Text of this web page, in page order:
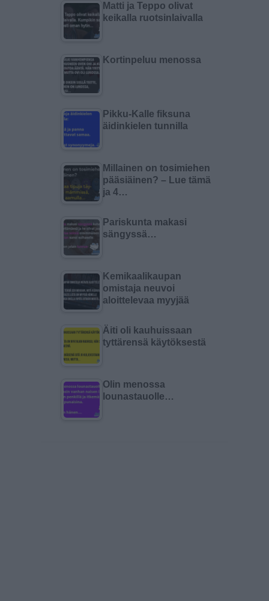
Matti ja Teppo olivat
keikalla ruotsinlaivalla
Kortinpeluu menossa
Pikku-Kalle fiksuna
äidinkielen tunnilla
Millainen on tosimiehen
pääsiäinen? – Lue tämä
ja 4…
Pariskunta makasi
sängyssä…
Kemikaalikaupan
omistaja neuvoi
aloittelevaa myyjää
Äiti oli kauhuissaan
tyttärensä käytöksestä
Olin menossa
lounastauolle…